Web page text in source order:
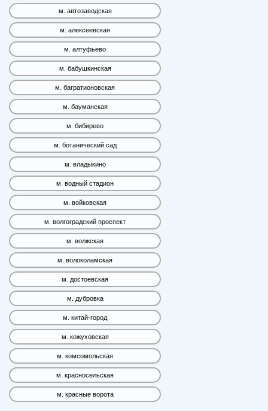
м. автозаводская
м. алексеевская
м. алтуфьево
м. бабушкинская
м. багратионовская
м. бауманская
м. бибирево
м. ботанический сад
м. владыкино
м. водный стадион
м. войковская
м. волгоградский проспект
м. волжская
м. волоколамская
м. достоевская
м. дубровка
м. китай-город
м. кожуховская
м. комсомольская
м. красносельская
м. красные ворота